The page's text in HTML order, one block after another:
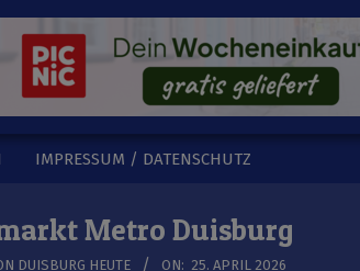
IMPRESSUM / DATENSCHUTZ
Metro Duisburg
DUISBURG HEUTE ON: 25. APRIL 2026